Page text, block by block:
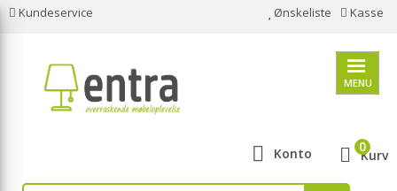
Kundeservice Ønskeliste Kasse
MENU
Konto Kurv
0